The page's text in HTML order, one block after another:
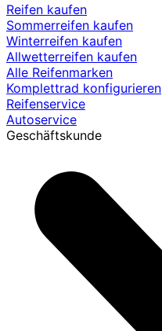
Reifen kaufen
Sommerreifen kaufen
Winterreifen kaufen
Allwetterreifen kaufen
Alle Reifenmarken
Komplettrad konfigurieren
Reifenservice
Autoservice
Geschäftskunde